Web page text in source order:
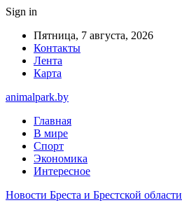
Sign in
Пятница, 7 августа, 2026
Контакты
Лента
Карта
animalpark.by
Главная
В мире
Спорт
Экономика
Интересное
Новости Бреста и Брестской области